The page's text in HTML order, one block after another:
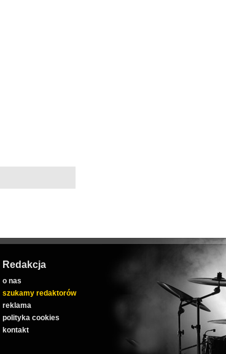
Redakcja
o nas
szukamy redaktorów
reklama
polityka cookies
kontakt